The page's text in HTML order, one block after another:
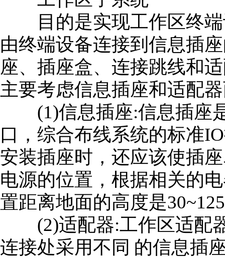
目的是实现工作区终端
由终端设备连接到信息插
座、插座盒、连接跳线和
主要考虑信息插座和适配
(1)信息插座:信息插座
口，综合布线系统的标准
安装插座时，还应该使插
电源的位置，根据相关的
置距离地面的高度是
(2)适配器:工作区适配
连接处采用不同 的信息插